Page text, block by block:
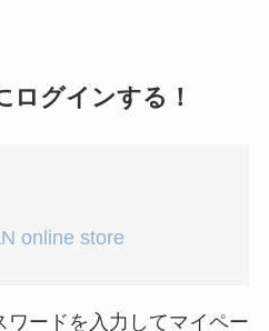
ログインする！
online store
ワードを入力してマイペー